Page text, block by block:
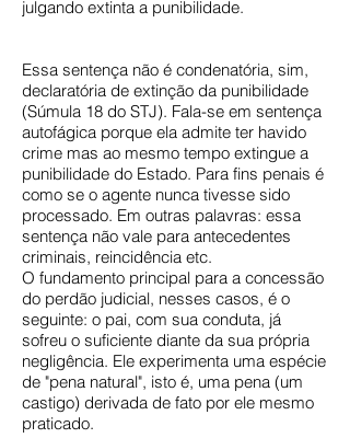
julgando extinta a punibilidade.
Essa sentença não é condenatória, sim,
declaratória de extinção da punibilidade
(Súmula 18 do STJ). Fala-se em sentença
autofágica porque ela admite ter havido
crime mas ao mesmo tempo extingue a
punibilidade do Estado. Para fins penais é
como se o agente nunca tivesse sido
processado. Em outras palavras: essa
sentença não vale para antecedentes
criminais, reincidência etc.
O fundamento principal para a concessão
do perdão judicial, nesses casos, é o
seguinte: o pai, com sua conduta, já
sofreu o suficiente diante da sua própria
negligência. Ele experimenta uma espécie
de "pena natural", isto é, uma pena (um
castigo) derivada de fato por ele mesmo
praticado.